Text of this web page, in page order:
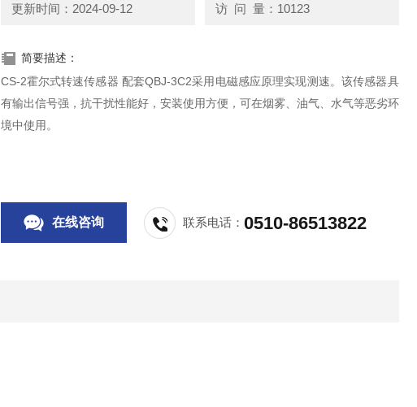
更新时间：2024-09-12 访 问 量：10123
简要描述：
CS-2霍尔式转速传感器 配套QBJ-3C2采用电磁感应原理实现测速。该传感器具
有输出信号强，抗干扰性能好，安装使用方便，可在烟雾、油气、水气等恶劣环
境中使用。
在线咨询 联系电话：0510-86513822